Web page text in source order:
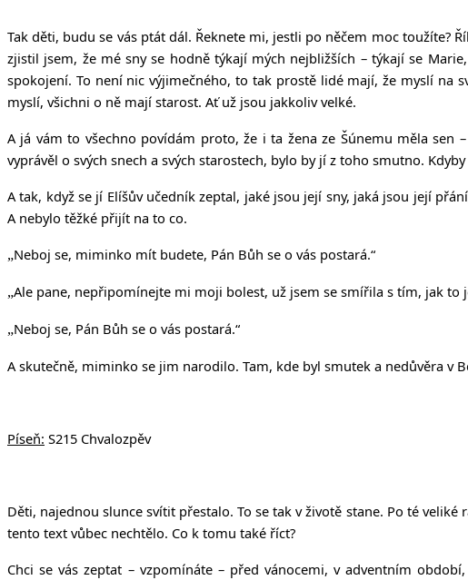
Tak děti, budu se vás ptát dál. Řeknete mi, jestli po něčem moc toužíte?
zjistil jsem, že mé sny se hodně týkají mých nejbližších – týkají se
spokojení. To není nic výjimečného, to tak prostě lidé mají, že myslí na
myslí, všichni o ně mají starost. Ať už jsou jakkoliv velké.
A já vám to všechno povídám proto, že i ta žena ze Šúnemu měla
vyprávěl o svých snech a svých starostech, bylo by jí z toho smutno.
A tak, když se jí Elíšův učedník zeptal, jaké jsou její sny, jaká jsou její
A nebylo těžké přijít na to co.
„Neboj se, miminko mít budete, Pán Bůh se o vás postará.“
„Ale pane, nepřipomínejte mi moji bolest, už jsem se smířila s tím, jak to
„Neboj se, Pán Bůh se o vás postará.“
A skutečně, miminko se jim narodilo. Tam, kde byl smutek a nedůvěra v
Píseň: S215 Chvalozpěv
Děti, najednou slunce svítit přestalo. To se tak v životě stane. Po té
tento text vůbec nechtělo. Co k tomu také říct?
Chci se vás zeptat – vzpomínáte – před vánocemi, v adventním